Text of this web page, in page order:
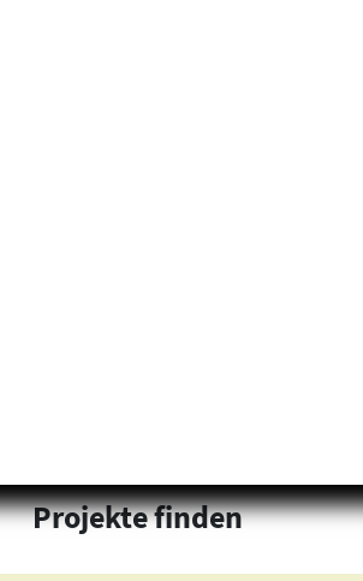
Projekte finden